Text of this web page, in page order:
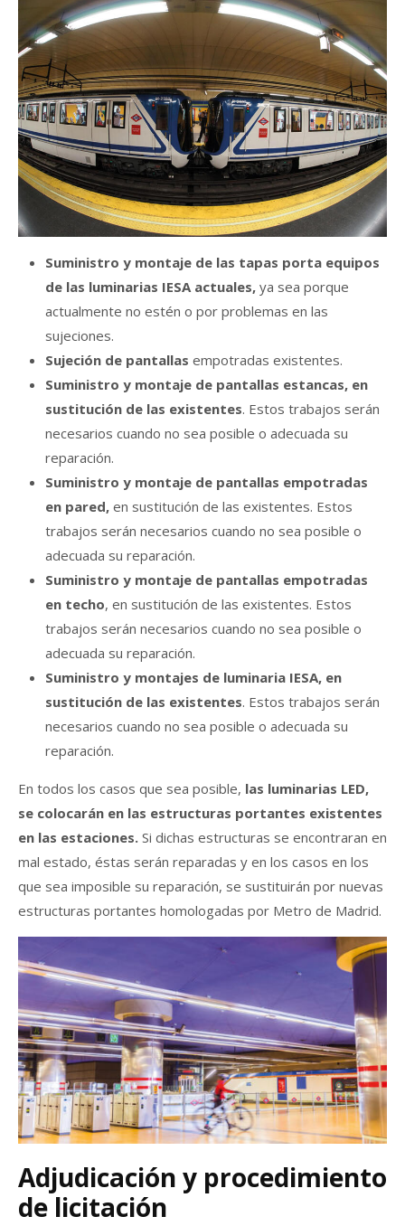
Suministro y montaje de las tapas porta equipos
de las luminarias IESA actuales, ya sea porque
actualmente no estén o por problemas en las
sujeciones.
Sujeción de pantallas empotradas existentes.
Suministro y montaje de pantallas estancas, en
sustitución de las existentes. Estos trabajos serán
necesarios cuando no sea posible o adecuada su
reparación.
Suministro y montaje de pantallas empotradas
en pared, en sustitución de las existentes. Estos
trabajos serán necesarios cuando no sea posible o
adecuada su reparación.
Suministro y montaje de pantallas empotradas
en techo, en sustitución de las existentes. Estos
trabajos serán necesarios cuando no sea posible o
adecuada su reparación.
Suministro y montajes de luminaria IESA, en
sustitución de las existentes. Estos trabajos serán
necesarios cuando no sea posible o adecuada su
reparación.
En todos los casos que sea posible, las luminarias LED,
se colocarán en las estructuras portantes existentes
en las estaciones. Si dichas estructuras se encontraran en
mal estado, éstas serán reparadas y en los casos en los
que sea imposible su reparación, se sustituirán por nuevas
estructuras portantes homologadas por Metro de Madrid.
Adjudicación y procedimiento
de licitación